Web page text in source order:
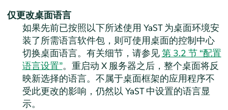
仅更改桌面语言
如果先前已按照以下所述使用 YaST 为桌面环境安
装了所需语言软件包，则可使用桌面的控制中心
切换桌面语言。 有关细节，请参见第 3.2 节 “配置
语言设置”。 重启动 X 服务器之后，整个桌面将反
映新选择的语言。不属于桌面框架的应用程序不
受此更改的影响，仍然以 YaST 中设置的语言显
示。